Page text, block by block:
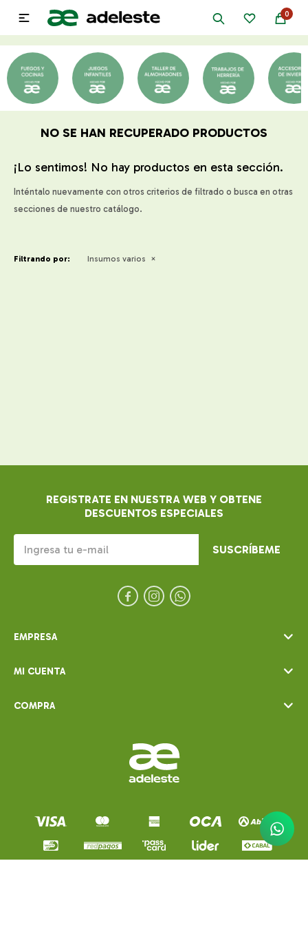
0

NO SE HAN RECUPERADO PRODUCTOS
¡Lo sentimos! No hay productos en esta sección.
Inténtalo nuevamente con otros criterios de filtrado o busca en otras
secciones de nuestro catálogo.
Filtrando por: Insumos varios
EMPRESA
MI CUENTA
COMPRA
REGISTRATE EN NUESTRA WEB Y OBTENE
DESCUENTOS ESPECIALES
SUSCRÍBEME
  